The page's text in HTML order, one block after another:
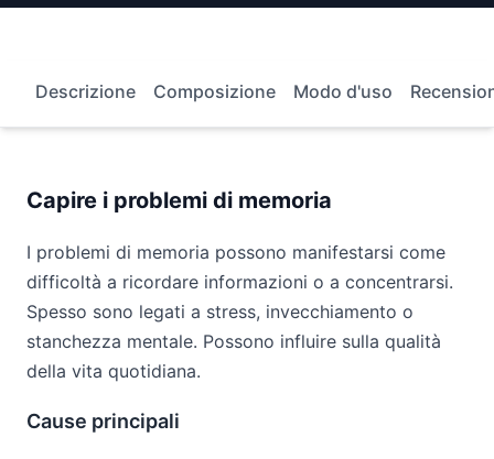
Descrizione Composizione Modo d'uso
Capire i problemi di memoria
I problemi di memoria possono manifestarsi come
difficoltà a ricordare informazioni o a concentrarsi.
Spesso sono legati a stress, invecchiamento o
stanchezza mentale. Possono influire sulla qualità
della vita quotidiana.
Cause principali